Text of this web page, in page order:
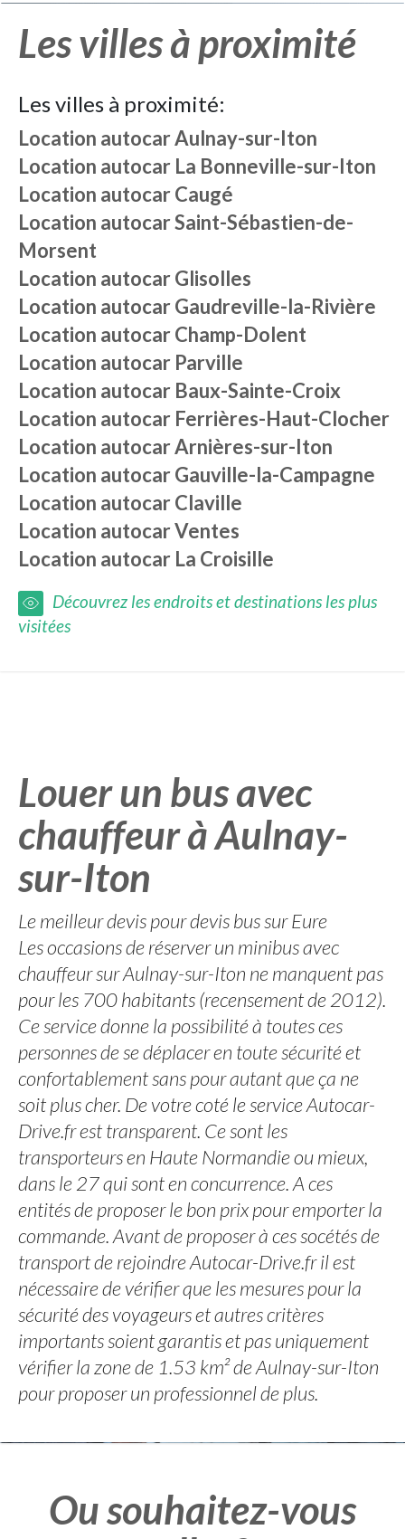
Les villes à proximité
Les villes à proximité:
Location autocarAulnay-sur-Iton
Location autocar La Bonneville-sur-Iton
Location autocarCaugé
Location autocarSaint-Sébastien-de-
Morsent
Location autocarGlisolles
Location autocarGaudreville-la-Rivière
Location autocarChamp-Dolent
Location autocar Parville
Location autocar Baux-Sainte-Croix
Location autocar Ferrières-Haut-Clocher
Location autocarArnières-sur-Iton
Location autocarGauville-la-Campagne
Location autocarClaville
Location autocarVentes
Location autocar La Croisille
Découvrez les endroits et destinations les plus
visitées
Louer un bus avec
chauffeur à Aulnay-
sur-Iton
Le meilleur devis pour devis bus sur Eure
Les occasions de réserver un minibus avec
chauffeur sur Aulnay-sur-Iton ne manquent pas
pour les 700 habitants (recensement de 2012).
Ce service donne la possibilité à toutes ces
personnes de se déplacer en toute sécurité et
confortablement sans pour autant que ça ne
soit plus cher. De votre coté le service Autocar-
Drive.fr est transparent. Ce sont les
transporteurs en Haute Normandie ou mieux,
dans le 27 qui sont en concurrence. A ces
entités de proposer le bon prix pour emporter la
commande. Avant de proposer à ces socétés de
transport de rejoindre Autocar-Drive.fr il est
nécessaire de vérifier que les mesures pour la
sécurité des voyageurs et autres critères
importants soient garantis et pas uniquement
vérifier la zone de 1.53 km² de Aulnay-sur-Iton
pour proposer un professionnel de plus.
Ou souhaitez-vous